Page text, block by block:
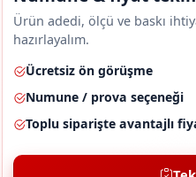
Ürün adedi, ölçü ve baskı
hazırlayalım.
Ücretsiz ön görüşme
Numune / prova seçeneği
Toplu siparişte avantajlı